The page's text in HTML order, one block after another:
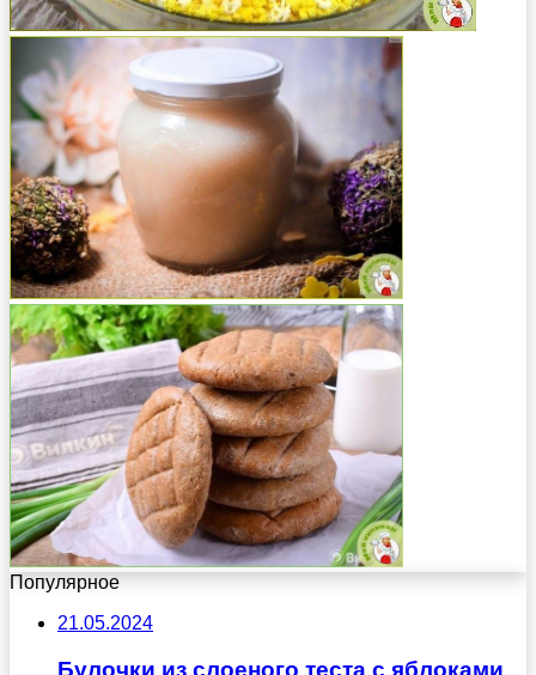
Популярное
21.05.2024
Булочки из слоеного теста с яблоками